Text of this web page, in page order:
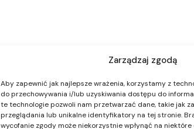
Zarządzaj zgodą
Aby zapewnić jak najlepsze wrażenia, korzystamy z
do przechowywania i/lub uzyskiwania dostępu do
te technologie pozwoli nam przetwarzać dane, takie jak
przeglądania lub unikalne identyfikatory na tej stronie.
wycofanie zgody może niekorzystnie wpłynąć na